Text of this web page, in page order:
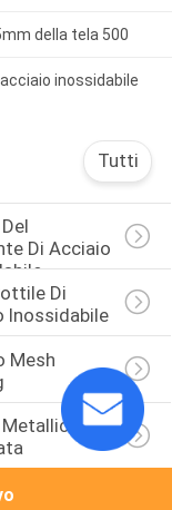
della tela 500
inossidabile
Tutti
Di Acciaio
Di
Inossidabile
Mesh
Metallica